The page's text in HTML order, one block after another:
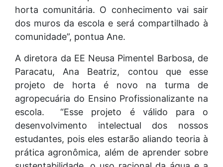
horta comunitária. O conhecimento vai sair
dos muros da escola e será compartilhado à
comunidade”, pontua Ane.
A diretora da EE Neusa Pimentel Barbosa, de
Paracatu, Ana Beatriz, contou que esse
projeto de horta é novo na turma de
agropecuária do Ensino Profissionalizante na
escola. “Esse projeto é válido para o
desenvolvimento intelectual dos nossos
estudantes, pois eles estarão aliando teoria à
prática agronômica, além de aprender sobre